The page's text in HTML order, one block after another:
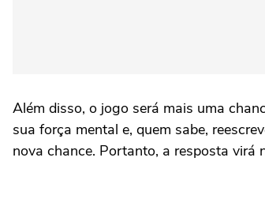
Além disso, o jogo será mais uma
sua força mental e, quem sabe,
nova chance. Portanto, a resposta virá